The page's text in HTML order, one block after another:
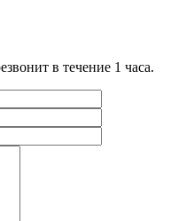
в течение 1 часа.